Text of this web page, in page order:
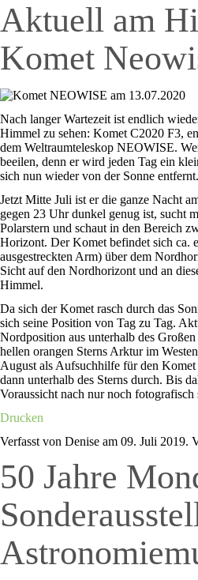
Aktuell am
Komet
Nach langer Wartezeit ist endlich
Himmel zu sehen: Komet C2020 F3,
dem Weltraumteleskop NEOWISE.
beeilen, denn er wird jeden Tag ein
sich nun wieder von der Sonne entfernt.
Jetzt Mitte Juli ist er die ganze Nacht
gegen 23 Uhr dunkel genug ist, sucht
Polarstern und schaut in den Bereich
Horizont. Der Komet befindet sich ca.
ausgestreckten Arm) über dem
Sicht auf den Nordhorizont und an
Himmel.
Da sich der Komet rasch durch das
sich seine Position von Tag zu Tag.
Nordposition aus unterhalb des
hellen orangen Sterns Arktur im
August als Aufsuchhilfe für den
dann unterhalb des Sterns durch. Bis
Voraussicht nach nur noch fotografisch
Drucken
Verfasst von Denise am 09. Juli 2019.
50 Jahre